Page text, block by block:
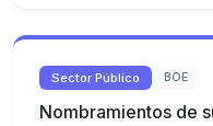
Sector Público BOE
Nombramientos de